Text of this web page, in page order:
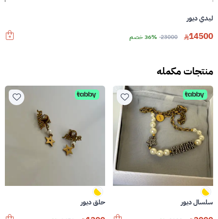
ليدي ديور
14500
23000 36% خصم
منتجات مكمله
سلسال ديور حلق ديور